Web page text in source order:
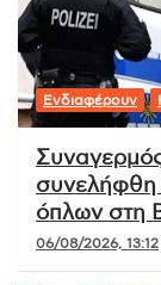
Ενδιαφέρουν
συνελήφθη
όπλων στη
06/08/2026, 13:12